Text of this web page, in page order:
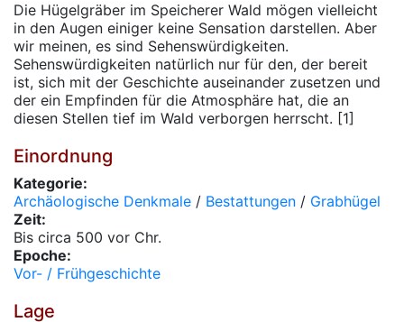
Die Hügelgräber im Speicherer Wald mögen vielleicht
in den Augen einiger keine Sensation darstellen. Aber
wir meinen, es sind Sehenswürdigkeiten.
Sehenswürdigkeiten natürlich nur für den, der bereit
ist, sich mit der Geschichte auseinander zusetzen und
der ein Empfinden für die Atmosphäre hat, die an
diesen Stellen tief im Wald verborgen herrscht. [1]
Einordnung
Kategorie:
Archäologische Denkmale / Bestattungen / Grabhügel
Zeit:
Bis circa 500 vor Chr.
Epoche:
Vor- / Frühgeschichte
Lage